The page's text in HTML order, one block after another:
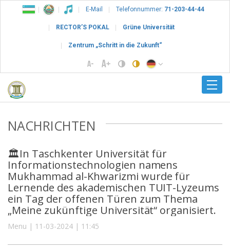
E-Mail Telefonnummer: 71-203-44-44
RECTOR’S POKAL Grüne Universität
Zentrum „Schritt in die Zukunft“
NACHRICHTEN
🏛In Taschkenter Universität für
Informationstechnologien namens
Mukhammad al-Khwarizmi wurde für
Lernende des akademischen TUIT-Lyzeums
ein Tag der offenen Türen zum Thema
„Meine zukünftige Universität“ organisiert.
Menu | 11-03-2024 | 11:45